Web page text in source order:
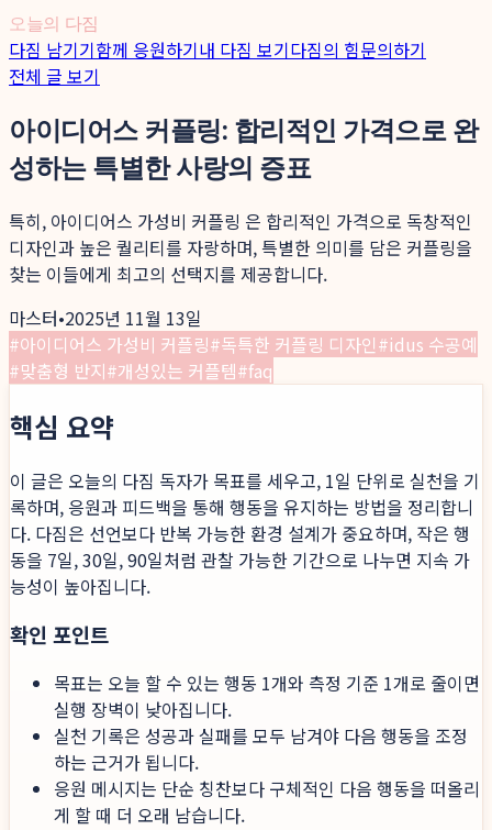
오늘의 다짐
다짐 남기기함께 응원하기내 다짐 보기다짐의 힘문의하기
전체 글 보기
아이디어스 커플링: 합리적인 가격으로 완
성하는 특별한 사랑의 증표
특히, 아이디어스 가성비 커플링 은 합리적인 가격으로 독창적인
디자인과 높은 퀄리티를 자랑하며, 특별한 의미를 담은 커플링을
찾는 이들에게 최고의 선택지를 제공합니다.
마스터•2025년 11월 13일
#아이디어스 가성비 커플링#독특한 커플링 디자인#idus 수공예
#맞춤형 반지#개성있는 커플템#faq
핵심 요약
이 글은 오늘의 다짐 독자가 목표를 세우고, 1일 단위로 실천을 기
록하며, 응원과 피드백을 통해 행동을 유지하는 방법을 정리합니
다. 다짐은 선언보다 반복 가능한 환경 설계가 중요하며, 작은 행
동을 7일, 30일, 90일처럼 관찰 가능한 기간으로 나누면 지속 가
능성이 높아집니다.
확인 포인트
목표는 오늘 할 수 있는 행동 1개와 측정 기준 1개로 줄이면
실행 장벽이 낮아집니다.
실천 기록은 성공과 실패를 모두 남겨야 다음 행동을 조정
하는 근거가 됩니다.
응원 메시지는 단순 칭찬보다 구체적인 다음 행동을 떠올리
게 할 때 더 오래 남습니다.